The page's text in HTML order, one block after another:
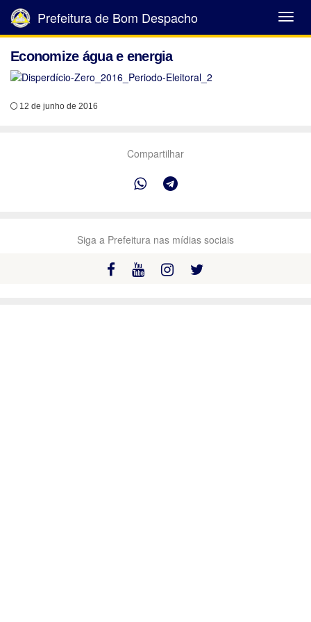
Abrir
Menu
Prefeitura de Bom Despacho
Economize água e energia
12 de junho de 2016
Compartilhar
Siga a Prefeitura nas mídias sociais